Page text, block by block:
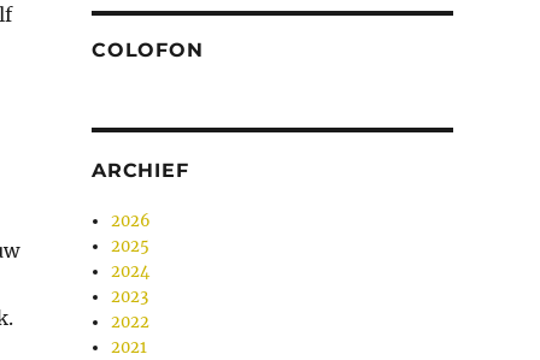
COLOFON
ARCHIEF
2026
2025
2024
2023
2022
2021